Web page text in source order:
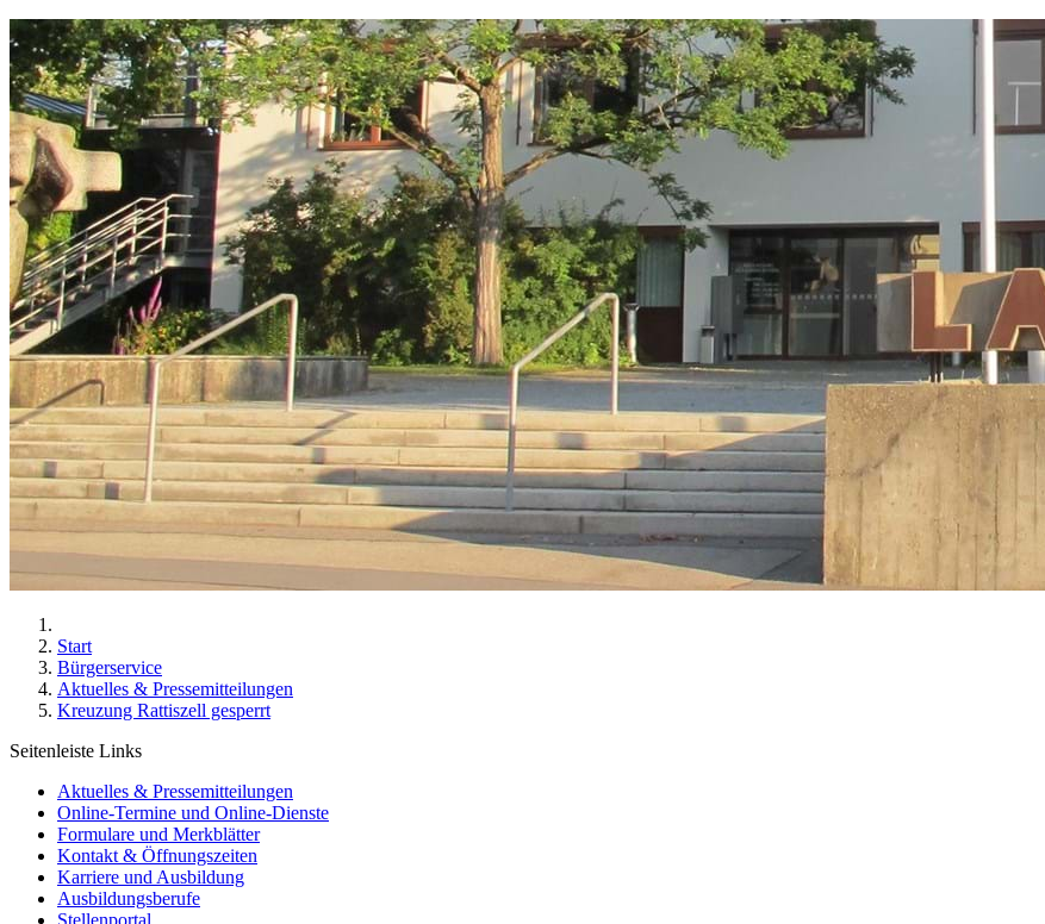
Start
Bürgerservice
Aktuelles & Pressemitteilungen
Kreuzung Rattiszell gesperrt
Seitenleiste Links
Aktuelles & Pressemitteilungen
Online-Termine und Online-Dienste
Formulare und Merkblätter
Kontakt & Öffnungszeiten
Karriere und Ausbildung
Ausbildungsberufe
Stellenportal